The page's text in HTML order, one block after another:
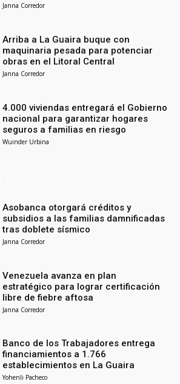
Janna Corredor
Arriba a La Guaira buque con
maquinaria pesada para potenciar
obras en el Litoral Central
Janna Corredor
4.000 viviendas entregará el Gobierno
nacional para garantizar hogares
seguros a familias en riesgo
Wuinder Urbina
Asobanca otorgará créditos y
subsidios a las familias damnificadas
tras doblete sísmico
Janna Corredor
Venezuela avanza en plan
estratégico para lograr certificación
libre de fiebre aftosa
Janna Corredor
Banco de los Trabajadores entrega
financiamientos a 1.766
establecimientos en La Guaira
Yohenli Pacheco